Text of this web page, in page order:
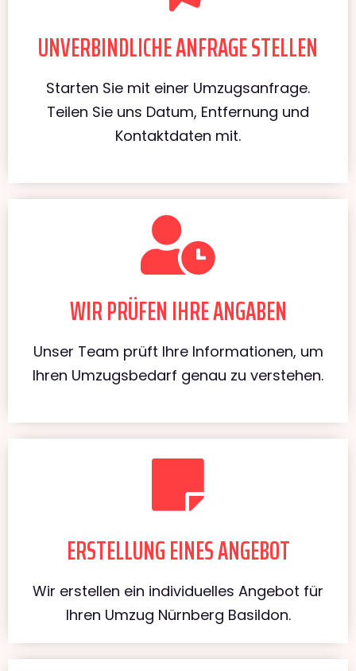
UNVERBINDLICHE ANFRAGE STELLEN
Starten Sie mit einer Umzugsanfrage.
Teilen Sie uns Datum, Entfernung und
Kontaktdaten mit.
WIR PRÜFEN IHRE ANGABEN
Unser Team prüft Ihre Informationen, um
Ihren Umzugsbedarf genau zu verstehen.
ERSTELLUNG EINES ANGEBOT
Wir erstellen ein individuelles Angebot für
Ihren Umzug Nürnberg Basildon.